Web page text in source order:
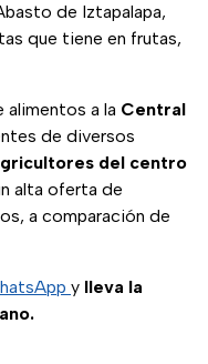
de Iztapalapa,
que tiene en frutas,
alimentos a la Central
de diversos
del centro
alta oferta de
a comparación de
y lleva la